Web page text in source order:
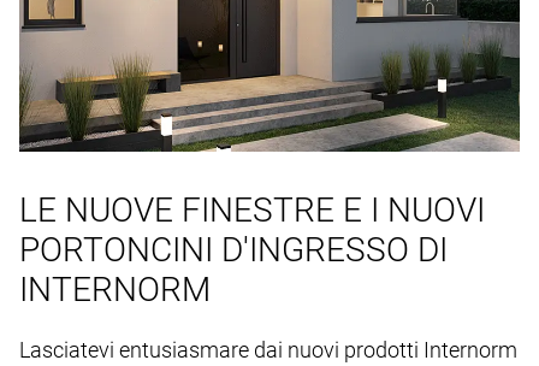
LE NUOVE FINESTRE E I NUOVI
PORTONCINI D'INGRESSO DI
INTERNORM
Lasciatevi entusiasmare dai nuovi prodotti Internorm